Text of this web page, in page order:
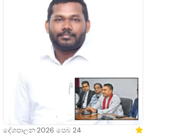
දේශපාලන·2026 පෙබ 24 Featured